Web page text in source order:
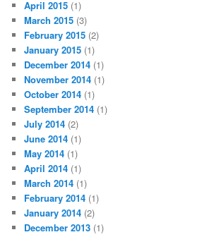
April 2015 (1)
March 2015 (3)
February 2015 (2)
January 2015 (1)
December 2014 (1)
November 2014 (1)
October 2014 (1)
September 2014 (1)
July 2014 (2)
June 2014 (1)
May 2014 (1)
April 2014 (1)
March 2014 (1)
February 2014 (1)
January 2014 (2)
December 2013 (1)